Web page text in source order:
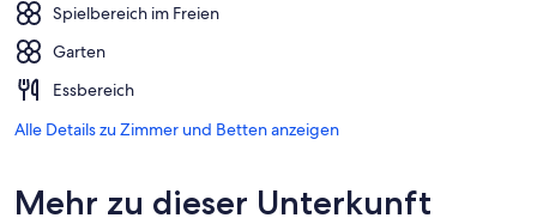
Spielbereich im Freien
Garten
Essbereich
Alle Details zu Zimmer und Betten anzeigen
Mehr zu dieser Unterkunft